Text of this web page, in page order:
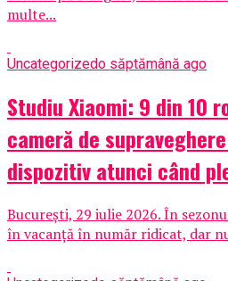
multe...
Uncategorizedo săptămână ago
Studiu Xiaomi: 9 din 10
cameră de
dispozitiv atunci când
București, 29 iulie 2026. În
în vacanță în număr ridicat, dar